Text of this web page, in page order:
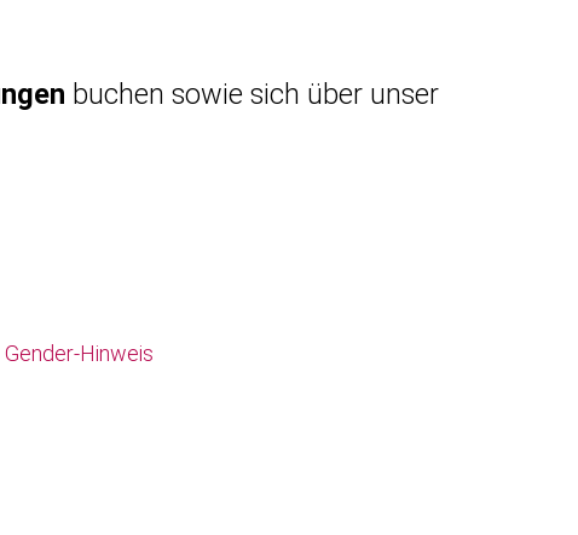
buchen sowie sich über unser
Gender-Hinweis